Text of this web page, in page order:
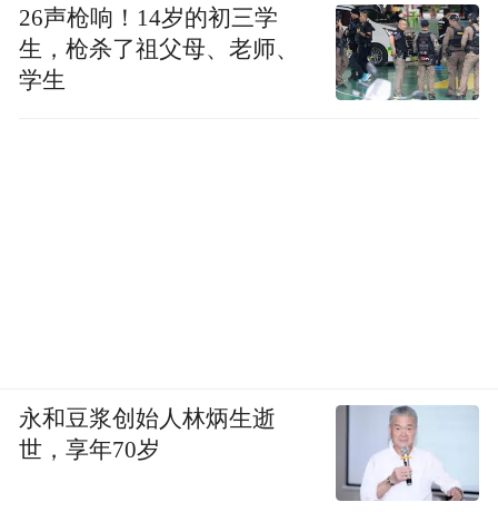
26声枪响！14岁的初三学
生，枪杀了祖父母、老师、
学生
永和豆浆创始人林炳生逝
世，享年70岁